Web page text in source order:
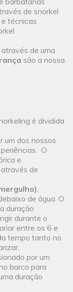
de snorkel
técnicas
de uma
são a nossa
é dividida
um dos nossos
O
e
de
,
de água. O
duração
durante o
entre os 6 e
tempo tanto no
por um
barco para
duração